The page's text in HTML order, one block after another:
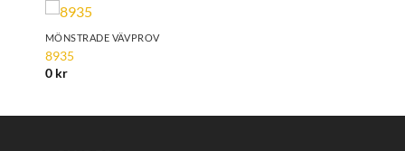
MÖNSTRADE VÄVPROV
8935
0 kr